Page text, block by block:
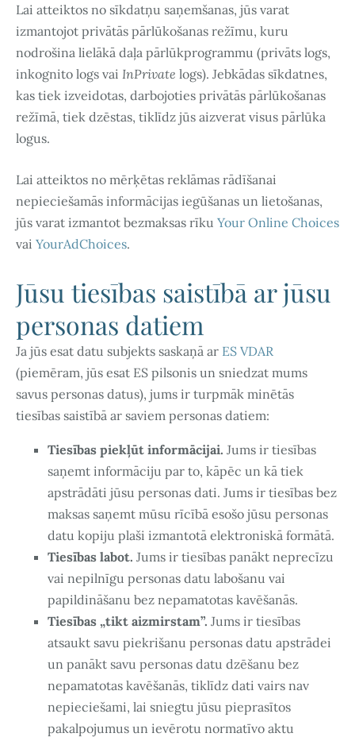
Lai atteiktos no sīkdatņu saņemšanas, jūs varat
izmantojot privātās pārlūkošanas režīmu, kuru
nodrošina lielākā daļa pārlūkprogrammu (privāts logs,
inkognito logs vai InPrivate logs). Jebkādas sīkdatnes,
kas tiek izveidotas, darbojoties privātās pārlūkošanas
režīmā, tiek dzēstas, tiklīdz jūs aizverat visus pārlūka
logus.
Lai atteiktos no mērķētas reklāmas rādīšanai
nepieciešamās informācijas iegūšanas un lietošanas,
jūs varat izmantot bezmaksas rīku Your Online Choices
vai YourAdChoices.
Jūsu tiesības saistībā ar jūsu
personas datiem
Ja jūs esat datu subjekts saskaņā ar ES VDAR
(piemēram, jūs esat ES pilsonis un sniedzat mums
savus personas datus), jums ir turpmāk minētās
tiesības saistībā ar saviem personas datiem:
Tiesības piekļūt informācijai. Jums ir tiesības
saņemt informāciju par to, kāpēc un kā tiek
apstrādāti jūsu personas dati. Jums ir tiesības bez
maksas saņemt mūsu rīcībā esošo jūsu personas
datu kopiju plaši izmantotā elektroniskā formātā.
Tiesības labot. Jums ir tiesības panākt neprecīzu
vai nepilnīgu personas datu labošanu vai
papildināšanu bez nepamatotas kavēšanās.
Tiesības „tikt aizmirstam”. Jums ir tiesības
atsaukt savu piekrišanu personas datu apstrādei
un panākt savu personas datu dzēšanu bez
nepamatotas kavēšanās, tiklīdz dati vairs nav
nepieciešami, lai sniegtu jūsu pieprasītos
pakalpojumus un ievērotu normatīvo aktu